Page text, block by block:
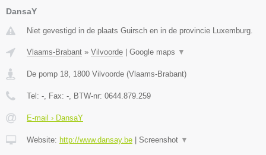
DansaY
Niet gevestigd in de plaats Guirsch en in de provincie Luxemburg.
Vlaams-Brabant » Vilvoorde | Google maps ▼
De pomp 18 1800 Vilvoorde (Vlaams-Brabant)
Tel: - , Fax: - , BTW-nr: 0644.879.259
E-mail › DansaY
Website: http://www.dansay.be | Screenshot ▼